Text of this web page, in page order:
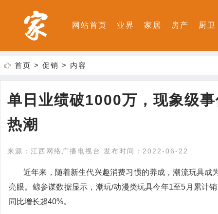
网站首页 业界 家居 房产 厨卫
首页 > 促销 > 内容
单日业绩破1000万，现象级
热潮
来源：江西网络广播电视台 发布时间：2022-06-22
近年来，随着新生代兴趣消费习惯的养成，潮流玩具成
亮眼。鲸参谋数据显示，潮玩/动漫类玩具今年1至5月累计
同比增长超40%。